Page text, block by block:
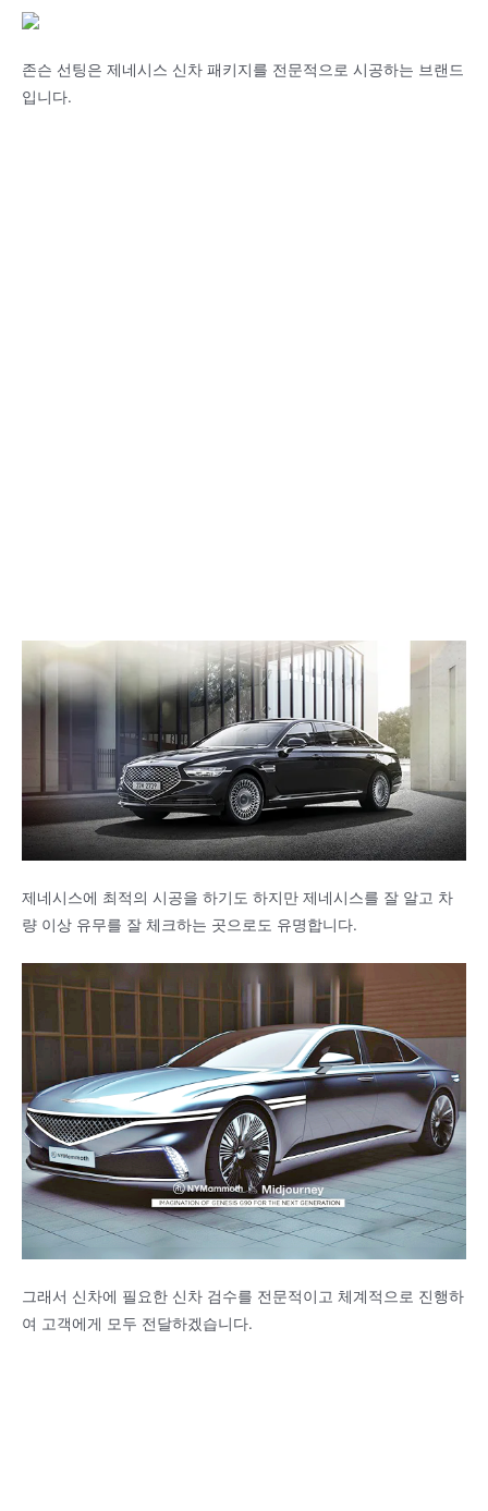
존슨 선팅은 제네시스 신차 패키지를 전문적으로 시공하는 브랜드
입니다.
제네시스에 최적의 시공을 하기도 하지만 제네시스를 잘 알고 차
량 이상 유무를 잘 체크하는 곳으로도 유명합니다.
그래서 신차에 필요한 신차 검수를 전문적이고 체계적으로 진행하
여 고객에게 모두 전달하겠습니다.